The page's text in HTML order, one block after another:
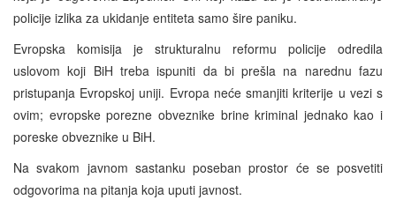
policije izlika za ukidanje entiteta samo šire paniku.
Evropska komisija je strukturalnu reformu policije odredila
uslovom koji BiH treba ispuniti da bi prešla na narednu fazu
pristupanja Evropskoj uniji. Evropa neće smanjiti kriterije u vezi s
ovim; evropske porezne obveznike brine kriminal jednako kao i
poreske obveznike u BiH.
Na svakom javnom sastanku poseban prostor će se posvetiti
odgovorima na pitanja koja uputi javnost.